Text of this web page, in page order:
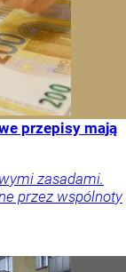
przepisy mają
zasadami.
przez wspólnoty